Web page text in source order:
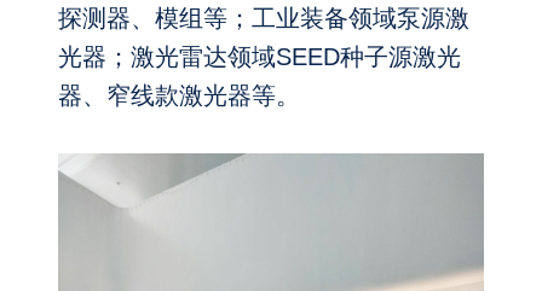
探测器、模组等；工业装备领域泵源激
光器；激光雷达领域SEED种子源激光
器、窄线款激光器等。